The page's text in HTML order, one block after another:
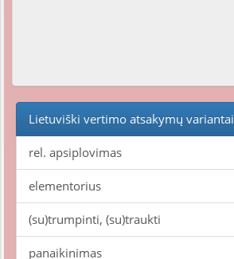
Lietuviški vertimo atsakymų variantai
rel. apsiplovimas
elementorius
(su)trumpinti, (su)traukti
panaikinimas